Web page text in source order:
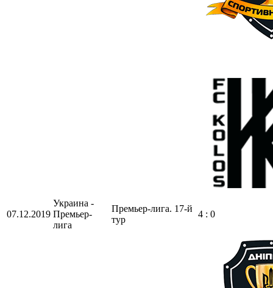
07.12.2019
Украина -
Премьер-
лига
Премьер-лига. 17-й
тур
4 : 0